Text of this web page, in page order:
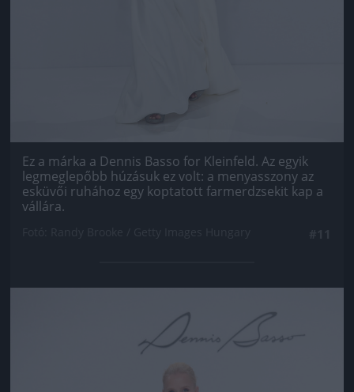
Ez a márka a Dennis Basso for Kleinfeld. Az egyik
legmeglepőbb húzásuk ez volt: a menyasszony az
esküvői ruhához egy koptatott farmerdzsekit kap a
vállára.
Jön még kép!